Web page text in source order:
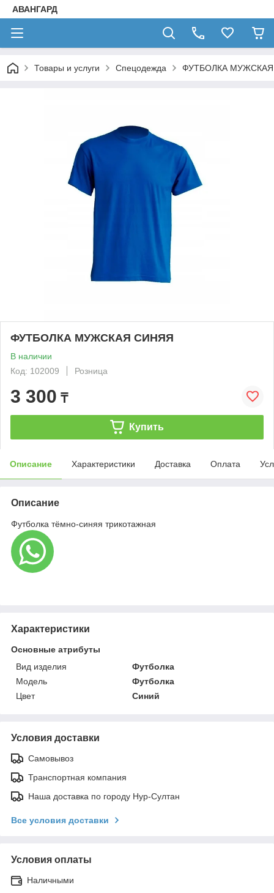
АВАНГАРД
Товары и услуги Спецодежда ФУТБОЛКА
ФУТБОЛКА МУЖСКАЯ СИНЯЯ
В наличии
Код: 102009
Розница
3 300 ₸
Купить
Описание Характеристики Доставка Оплата
Описание
Футболка тёмно-синяя трикотажная
Характеристики
Основные атрибуты
Вид изделия
Футболка
Мoдель
Футболка
Цвет
Синий
Условия доставки
Самовывоз
Транспортная компания
Наша доставка по городу Нур-Султан
Все условия доставки
Условия оплаты
Наличными